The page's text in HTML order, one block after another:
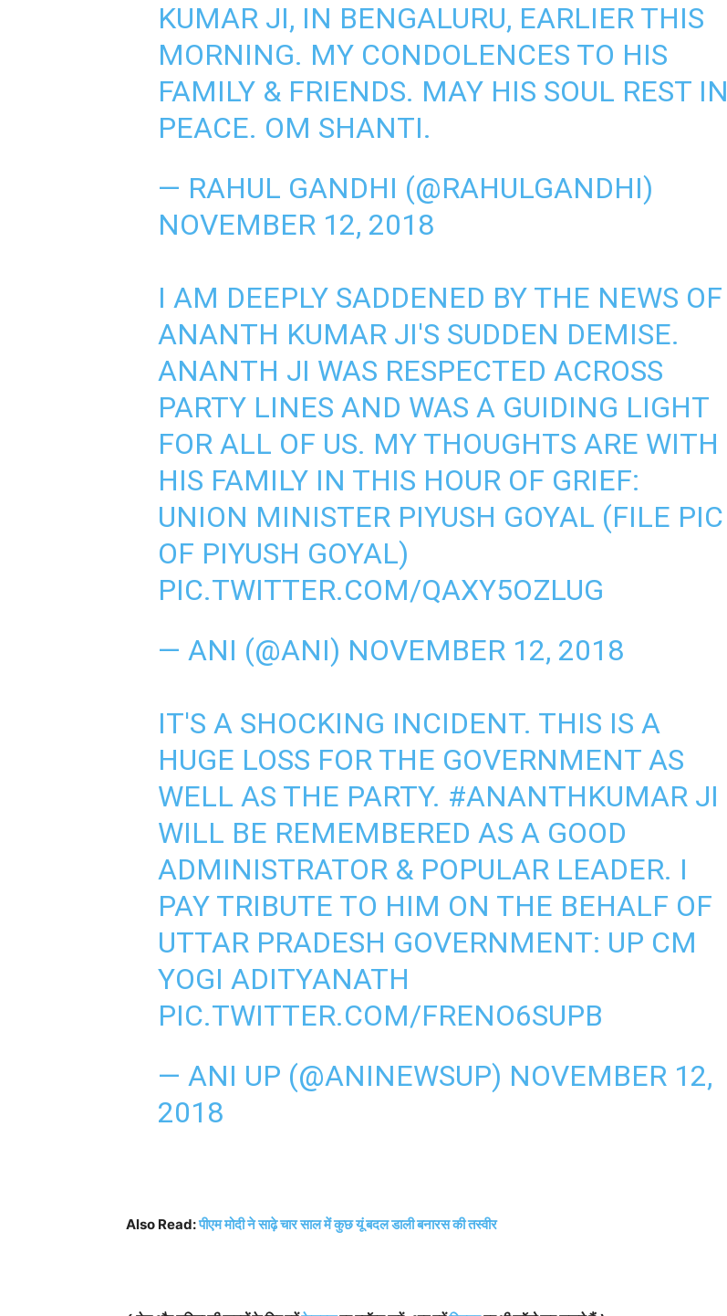
KUMAR JI, IN BENGALURU, EARLIER THIS
MORNING. MY CONDOLENCES TO HIS
FAMILY & FRIENDS. MAY HIS SOUL REST IN
PEACE. OM SHANTI.
— RAHUL GANDHI (@RAHULGANDHI)
NOVEMBER 12, 2018
I AM DEEPLY SADDENED BY THE NEWS OF
ANANTH KUMAR JI'S SUDDEN DEMISE.
ANANTH JI WAS RESPECTED ACROSS
PARTY LINES AND WAS A GUIDING LIGHT
FOR ALL OF US. MY THOUGHTS ARE WITH
HIS FAMILY IN THIS HOUR OF GRIEF:
UNION MINISTER PIYUSH GOYAL (FILE PIC
OF PIYUSH GOYAL)
PIC.TWITTER.COM/QAXY5OZLUG
— ANI (@ANI) NOVEMBER 12, 2018
IT'S A SHOCKING INCIDENT. THIS IS A
HUGE LOSS FOR THE GOVERNMENT AS
WELL AS THE PARTY. #ANANTHKUMARJI
WILL BE REMEMBERED AS A GOOD
ADMINISTRATOR & POPULAR LEADER. I
PAY TRIBUTE TO HIM ON THE BEHALF OF
UTTAR PRADESH GOVERNMENT: UP CM
YOGI ADITYANATH
PIC.TWITTER.COM/FRENO6SUPB
— ANI UP (@ANINEWSUP) NOVEMBER 12,
2018
Also Read:पीएम मोदी ने साढ़े चार साल में कुछ यूं बदल डाली बनारस की तस्वीर